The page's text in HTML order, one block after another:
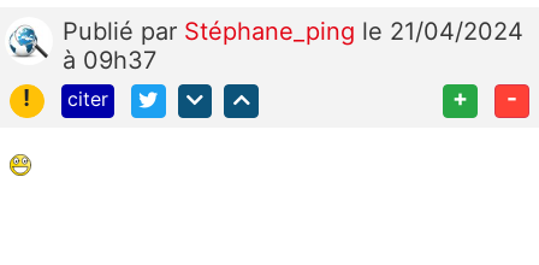
Publié par Stéphane_ping le 21/04/2024
à 09h37
!
citer + -